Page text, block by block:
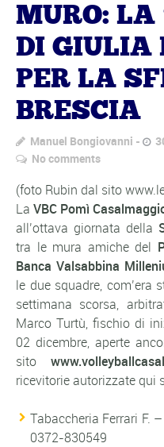
MURO: LA
DI GIULIA
PER LA
BRESCIA
Manuel Bongiovanni
No comments
(foto Rubin dal sito
LaVBC Pomì
all’ottava giornata della
tra le mura amiche del
Banca Valsabbina
le due squadre, com’era
settimana scorsa,
Marco Turtù, fischio di
02 dicembre, aperte
sito
ricevitorie autorizzate qui
Tabaccheria Ferrari F.
0372-830549